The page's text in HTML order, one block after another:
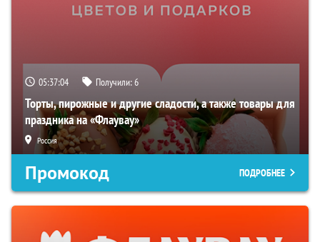
05:37:03 Получили:6
Торты, пирожные и другие сладости, а также товары для
праздника на «Флаувау»
Россия
Промокод ПОДРОБНЕЕ